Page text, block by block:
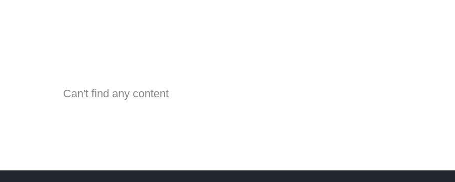
Can't find any content